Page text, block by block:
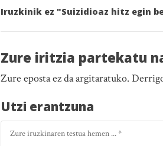
Iruzkinik ez "Suizidioaz hitz egin
Zure iritzia partekatu
Zure eposta ez da argitaratuko.
Utzi erantzuna